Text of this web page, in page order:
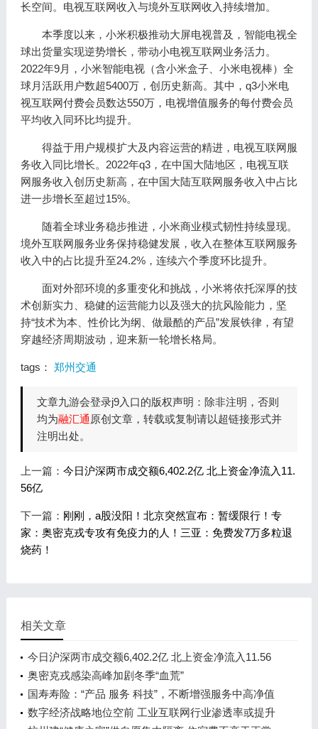
长空间。电视互联网收入与境外互联网收入持续增加。
本季度以来，小米积极推动大屏电视普及，智能电视全
球出货量实现逆势增长，带动小电视互联网业务活力。
2022年9月，小米智能电视（含小米盒子、小米电视棒）全
球月活跃用户数超5400万，创历史新高。其中，q3小米电
视互联网付费会员数达550万，电视增值服务的每付费会员
平均收入同环比均提升。
得益于用户规模扩大及内容运营的精进，电视互联网服
务收入同比增长。2022年q3，在中国大陆地区，电视互联
网服务收入创历史新高，在中国大陆互联网服务收入中占比
进一步增长至超过15%。
随着全球业务稳步推进，小米商业模式韧性持续显现。
境外互联网服务业务保持稳健发展，收入在整体互联网服务
收入中的占比提升至24.2%，连续六个季度环比提升。
面对外部环境的多重变化和挑战，小米将依托深厚的技
术创新实力、稳健的运营能力以及强大的抗风险能力，坚
持“技术为本、性价比为纲、做最酷的产品”发展铁律，有望
穿越经济周期波动，迎来新一轮增长格局。
tags： 郑州交通
文章九游会登录j9入口的版权声明：除非注明，否则
均为融汇通 原创文章，转载或复制请以超链接形式并
注明出处。
上一篇： 今日沪深两市成交额6,402.2亿 北上资金净流入11.
56亿
下一篇： 刚刚，a股没阳！北京突然宣布：暂缓限行！专
家：奥密克戎专攻有免疫力的人！三亚：免费发7万多粒退
烧药！
相关文章
今日沪深两市成交额6,402.2亿 北上资金净流入11.56
亿
奥密克戎感染高峰加剧冬季“血荒”
国寿寿险：“产品 服务 科技”，不断增强服务中高净值
家庭核心能力
数字经济战略地位空前 工业互联网行业渗透率或提升